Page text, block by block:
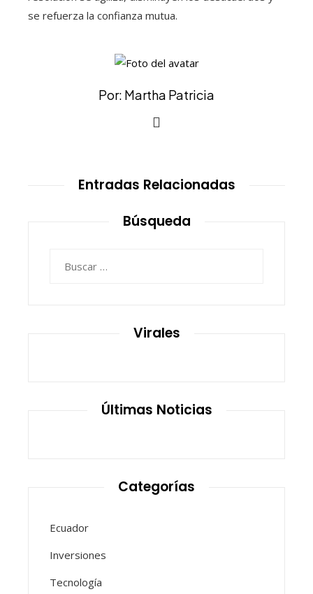
se refuerza la confianza mutua.
Por: Martha Patricia
Entradas Relacionadas
Búsqueda
Virales
Últimas Noticias
Categorías
Ecuador
Inversiones
Tecnología